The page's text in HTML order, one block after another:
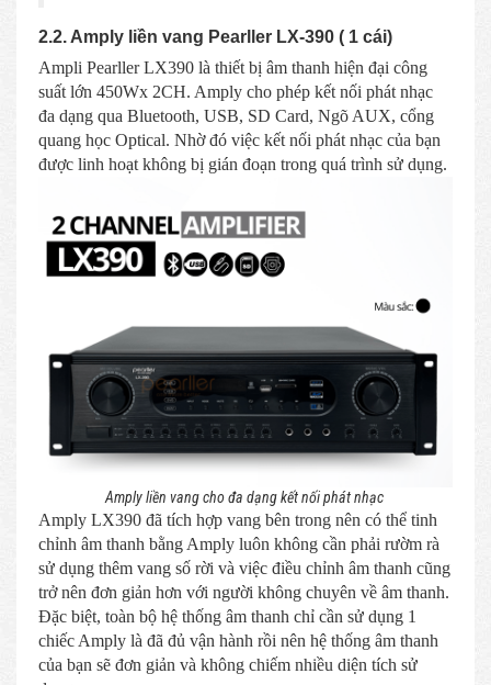
2.2. Amply liền vang Pearller LX-390 ( 1 cái)
Ampli Pearller LX390 là thiết bị âm thanh hiện đại công
suất lớn 450Wx 2CH. Amply cho phép kết nối phát nhạc
đa dạng qua Bluetooth, USB, SD Card, Ngõ AUX, cổng
quang học Optical. Nhờ đó việc kết nối phát nhạc của bạn
được linh hoạt không bị gián đoạn trong quá trình sử dụng.
Amply liền vang cho đa dạng kết nối phát nhạc
Amply LX390 đã tích hợp vang bên trong nên có thể tinh
chỉnh âm thanh bằng Amply luôn không cần phải rườm rà
sử dụng thêm vang số rời và việc điều chỉnh âm thanh cũng
trở nên đơn giản hơn với người không chuyên về âm thanh.
Đặc biệt, toàn bộ hệ thống âm thanh chỉ cần sử dụng 1
chiếc Amply là đã đủ vận hành rồi nên hệ thống âm thanh
của bạn sẽ đơn giản và không chiếm nhiều diện tích sử